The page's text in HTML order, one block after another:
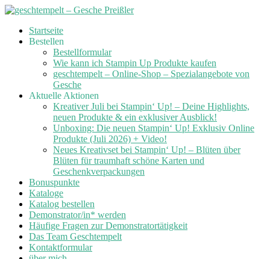
Skip
Startseite
Bestellen
Bestellformular
Wie kann ich Stampin Up Produkte kaufen
geschtempelt – Online-Shop – Spezialangebote von
Gesche
Aktuelle Aktionen
Kreativer Juli bei Stampin‘ Up! – Deine Highlights,
neuen Produkte & ein exklusiver Ausblick!
Unboxing: Die neuen Stampin‘ Up! Exklusiv Online
Produkte (Juli 2026) + Video!
Neues Kreativset bei Stampin‘ Up! – Blüten über
Blüten für traumhaft schöne Karten und
Geschenkverpackungen
Bonuspunkte
Kataloge
Katalog bestellen
Demonstrator/in* werden
Häufige Fragen zur Demonstratortätigkeit
Das Team Geschtempelt
Kontaktformular